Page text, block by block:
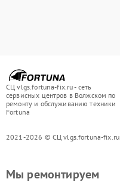
СЦ vlgs.fortuna-fix.ru - сеть
сервисных центров в Волжском по
ремонту и обслуживанию техники
Fortuna
2021-2026 © СЦ vlgs.fortuna-fix.ru
Мы ремонтируем